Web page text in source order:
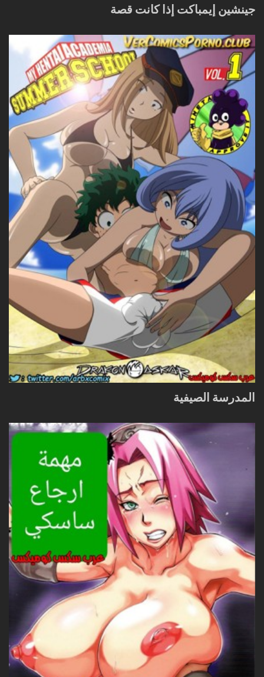
جينشين إيمباكت إذا كانت قصة
المدرسة الصيفية